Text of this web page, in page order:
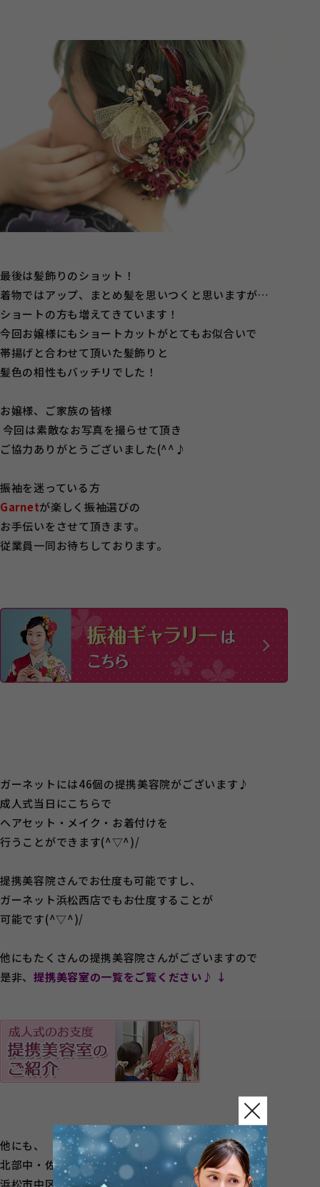
最後は髪飾りのショット！
着物ではアップ、まとめ髪を思いつくと思いますが…
ショートの方も増えてきています！
今回お嬢様にもショートカットがとてもお似合いで
帯揚げと合わせて頂いた髪飾りと
髪色の相性もバッチリでした！
お嬢様、ご家族の皆様
今回は素敵なお写真を撮らせて頂き
ご協力ありがとうございました(^^♪
振袖を迷っている方
Garnetが楽しく振袖選びの
お手伝いをさせて頂きます。
従業員一同お待ちしております。
ガーネットには46個の提携美容院がございます♪
成人式当日にこちらで
ヘアセット・メイク・お着付けを
行うことができます(^▽^)/
提携美容院さんでお仕度も可能ですし、
ガーネット浜松西店でもお仕度することが
可能です(^▽^)/
他にもたくさんの提携美容院さんがございますので
是非、提携美容室の一覧をご覧ください♪ ↓
他にも、
北部中・佐鳴台中・神久呂中・入野中など
浜松市中区、西区、北区でご成人式を